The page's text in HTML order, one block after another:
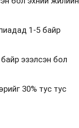
1-5 байр
эзэлсэн бол
30% тус тус